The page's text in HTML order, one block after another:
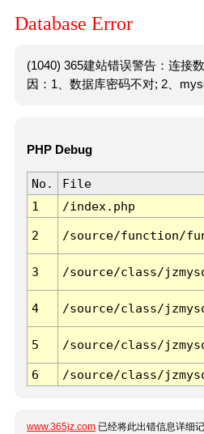
Database Error
(1040) 365建站错误警告：连接
因：1、数据库密码不对; 2、
PHP Debug
No. File
1
/index.php
2 /source/function/
3 /source/class/
4 /source/class/
5 /source/class/
6 /source/class/
www.365jz.com 已经将此出错信息详细